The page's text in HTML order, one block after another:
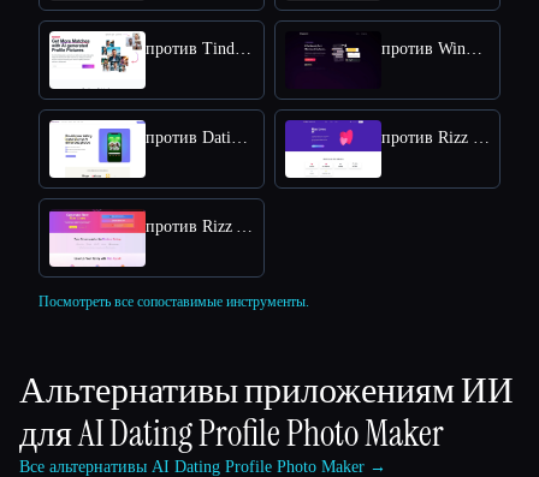
Посмотреть все сопоставимые инструменты.
Альтернативы приложениям ИИ
дляAI Dating Profile Photo Maker
Все альтернативы AI Dating Profile Photo Maker →